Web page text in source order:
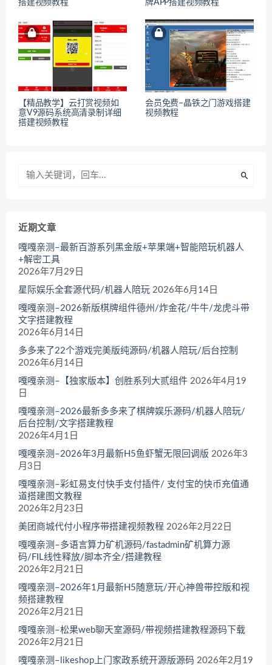
搭建视频教程
牌APP搭建视频教程
【精品教学】云打赏视频如
意V9源码系统高清录制详细
搭建视频教程
会员免费–晶铁之门游戏搭建
视频教程
近期文章
嘎嘎亲测–最新百游系列黑金版+苹果端+智能陪玩机器人
+解密工具
2026年7月29日
星际娱乐全套源代码/机器人陪玩 2026年6月14日
嘎嘎亲测–2026新版棋牌组件德州/炸金花/牛牛/龙虎斗带
文字搭建教程
2026年6月14日
多多来了22个游戏完美版纯源码/机器人陪玩/后台控制
2026年6月14日
嘎嘎亲测–【独家版本】创胜系列大贰组件 2026年4月19
日
嘎嘎亲测–2026最新多多来了棋牌娱乐源码/机器人陪玩/
后台控制/文字搭建教程
2026年4月1日
嘎嘎亲测–2026年3月最新H5鱼虾蟹无限回调版 2026年3
月3日
嘎嘎亲测–彩虹易支付快手支付插件/ 支付宝的快币充值通
道搭建图文教程
2026年2月23日
美团商城代付小程序带搭建视频教程 2026年2月22日
嘎嘎亲测–多语言算力矿机源码/fastadmin矿机算力源
码/FIL线性释放/脚本齐全/搭建教程
2026年2月21日
嘎嘎亲测–2026年1月最新H5随意玩/开心神兽带控版和视
频搭建教程
2026年2月21日
嘎嘎亲测–松果web聊天室源码/带视频搭建教程源码下载
2026年2月21日
嘎嘎亲测–likeshop上门家政系统开源版源码 2026年2月19